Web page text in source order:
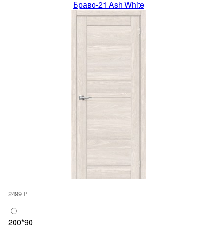
Браво-21 Ash White
2499 ₽
200*90